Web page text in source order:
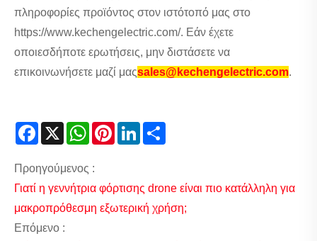
πληροφορίες προϊόντος στον ιστότοπό μας στο
https://www.kechengelectric.com/. Εάν έχετε
οποιεσδήποτε ερωτήσεις, μην διστάσετε να
επικοινωνήσετε μαζί μαςsales@kechengelectric.com.
Facebook
X WhatsAppPinterestLinkedIn
Προηγούμενος :
Γιατί η γεννήτρια φόρτισης drone είναι πιο κατάλληλη για
μακροπρόθεσμη εξωτερική χρήση;
Επόμενο :